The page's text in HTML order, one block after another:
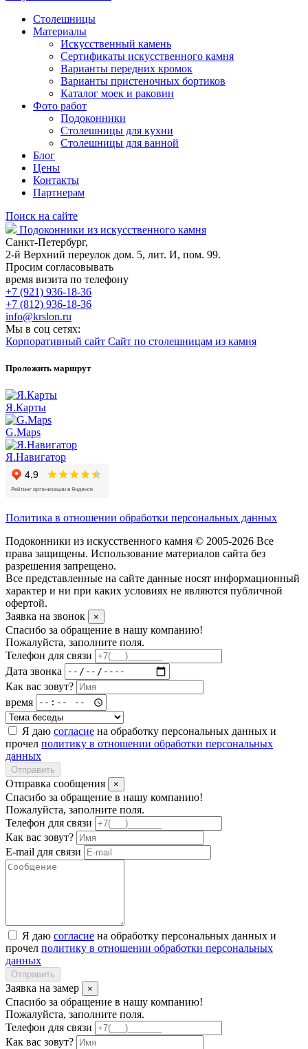
Столешницы
Материалы
Искусственный камень
Сертификаты искусственного камня
Варианты передних кромок
Варианты пристеночных бортиков
Каталог моек и раковин
Фото работ
Подоконники
Столешницы для кухни
Столешницы для ванной
Блог
Цены
Контакты
Партнерам
Поиск на сайте
Подоконники из искусственного камня
Санкт-Петербург,
2-й Верхний переулок дом. 5, лит. И, пом. 99.
Просим согласовывать
время визита по телефону
+7 (921) 936-18-36
+7 (812) 936-18-36
info@krslon.ru
Мы в соц сетях:
Корпоративный сайт Сайт по столешницам из камня
Проложить маршрут
Я.Карты
G.Maps
Я.Навигатор
Политика в отношении обработки персональных данных
Подоконники из искусственного камня © 2005-2026 Все
права защищены. Использование материалов сайта без
разрешения запрещено.
Все представленные на сайте данные носят информационный
характер и ни при каких условиях не являются публичной
офертой.
Заявка на звонок
×
Спасибо за обращение в нашу компанию!
Пожалуйста, заполните поля.
Телефон для связи
Дата звонка
Как вас зовут?
время
Я даю согласие на обработку персональных данных и
прочел политику в отношении обработки персональных
данных
Отправить
Отправка сообщения ×
Спасибо за обращение в нашу компанию!
Пожалуйста, заполните поля.
Телефон для связи
Как вас зовут?
E-mail для связи
Я даю согласие на обработку персональных данных и
прочел политику в отношении обработки персональных
данных
Отправить
Заявка на замер ×
Спасибо за обращение в нашу компанию!
Пожалуйста, заполните поля.
Телефон для связи
Как вас зовут?